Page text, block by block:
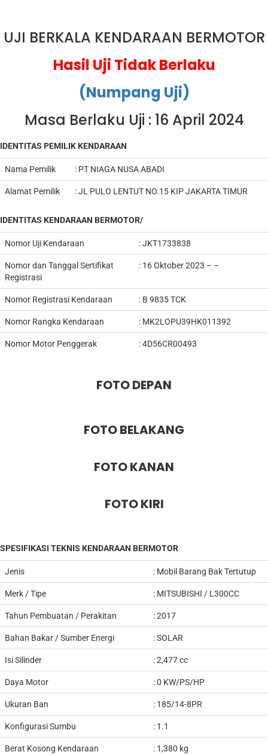
UJI BERKALA KENDARAAN BERMOTOR
Hasil Uji Tidak Berlaku
(Numpang Uji)
Masa Berlaku Uji : 16 April 2024
IDENTITAS PEMILIK KENDARAAN
Nama Pemilik : PT NIAGA NUSA ABADI
Alamat Pemilik :JL PULO LENTUT NO.15 KIP JAKARTA TIMUR
IDENTITAS KENDARAAN BERMOTOR/
Nomor Uji Kendaraan : JKT1733838
Nomor dan Tanggal Sertifikat
Registrasi
: 16 Oktober 2023 – –
Nomor Registrasi Kendaraan : B 9835 TCK
Nomor Rangka Kendaraan : MK2LOPU39HK011392
Nomor Motor Penggerak : 4D56CR00493
FOTO DEPAN
FOTO BELAKANG
FOTO KANAN
FOTO KIRI
SPESIFIKASI TEKNIS KENDARAAN BERMOTOR
Jenis : Mobil Barang Bak Tertutup
Merk / Tipe : MITSUBISHI / L300CC
Tahun Pembuatan / Perakitan : 2017
Bahan Bakar / Sumber Energi : SOLAR
Isi Silinder : 2,477 cc
Daya Motor : 0 KW/PS/HP
Ukuran Ban : 185/14-8PR
Konfigurasi Sumbu : 1.1
Berat Kosong Kendaraan : 1,380 kg